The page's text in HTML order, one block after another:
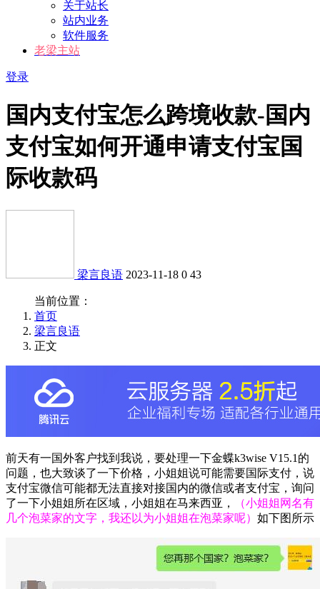
关于站长
站内业务
软件服务
老梁主站
登录
国内支付宝怎么跨境收款-国内
支付宝如何开通申请支付宝国
际收款码
梁言良语 2023-11-18 0 43
当前位置：
首页
梁言良语
正文
前天有一国外客户找到我说，要处理一下金蝶k3wise V15.1的
问题，也大致谈了一下价格，小姐姐说可能需要国际支付，说
支付宝微信可能都无法直接对接国内的微信或者支付宝，询问
了一下小姐姐所在区域，小姐姐在马来西亚，
（小姐姐网名有
几个泡菜家的文字，我还以为小姐姐在泡菜家呢） 如下图所示